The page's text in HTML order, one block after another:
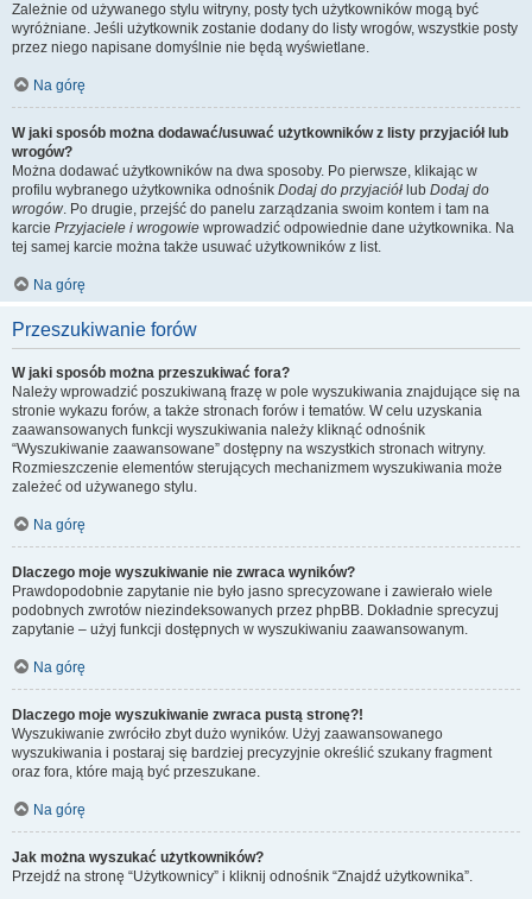
Zależnie od używanego stylu witryny, posty tych użytkowników mogą być
wyróżniane. Jeśli użytkownik zostanie dodany do listy wrogów, wszystkie posty
przez niego napisane domyślnie nie będą wyświetlane.
Na górę
W jaki sposób można dodawać/usuwać użytkowników z listy przyjaciół lub
wrogów?
Można dodawać użytkowników na dwa sposoby. Po pierwsze, klikając w
profilu wybranego użytkownika odnośnik Dodaj do przyjaciół lub Dodaj do
wrogów. Po drugie, przejść do panelu zarządzania swoim kontem i tam na
karcie Przyjaciele i wrogowie wprowadzić odpowiednie dane użytkownika. Na
tej samej karcie można także usuwać użytkowników z list.
Na górę
Przeszukiwanie forów
W jaki sposób można przeszukiwać fora?
Należy wprowadzić poszukiwaną frazę w pole wyszukiwania znajdujące się na
stronie wykazu forów, a także stronach forów i tematów. W celu uzyskania
zaawansowanych funkcji wyszukiwania należy kliknąć odnośnik
“Wyszukiwanie zaawansowane” dostępny na wszystkich stronach witryny.
Rozmieszczenie elementów sterujących mechanizmem wyszukiwania może
zależeć od używanego stylu.
Na górę
Dlaczego moje wyszukiwanie nie zwraca wyników?
Prawdopodobnie zapytanie nie było jasno sprecyzowane i zawierało wiele
podobnych zwrotów niezindeksowanych przez phpBB. Dokładnie sprecyzuj
zapytanie – użyj funkcji dostępnych w wyszukiwaniu zaawansowanym.
Na górę
Dlaczego moje wyszukiwanie zwraca pustą stronę?!
Wyszukiwanie zwróciło zbyt dużo wyników. Użyj zaawansowanego
wyszukiwania i postaraj się bardziej precyzyjnie określić szukany fragment
oraz fora, które mają być przeszukane.
Na górę
Jak można wyszukać użytkowników?
Przejdź na stronę “Użytkownicy” i kliknij odnośnik “Znajdź użytkownika”.